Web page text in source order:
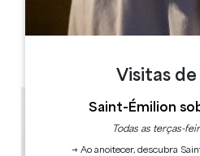
Visitas
Saint-Émilion
Todas as terças-
→ Ao anoitecer, descubra